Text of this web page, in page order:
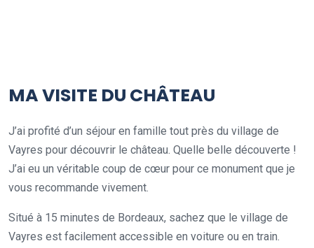
MA VISITE DU CHÂTEAU
J’ai profité d’un séjour en famille tout près du village de
Vayres pour découvrir le château. Quelle belle découverte !
J’ai eu un véritable coup de cœur pour ce monument que je
vous recommande vivement.
Situé à 15 minutes de Bordeaux, sachez que le village de
Vayres est facilement accessible en voiture ou en train.